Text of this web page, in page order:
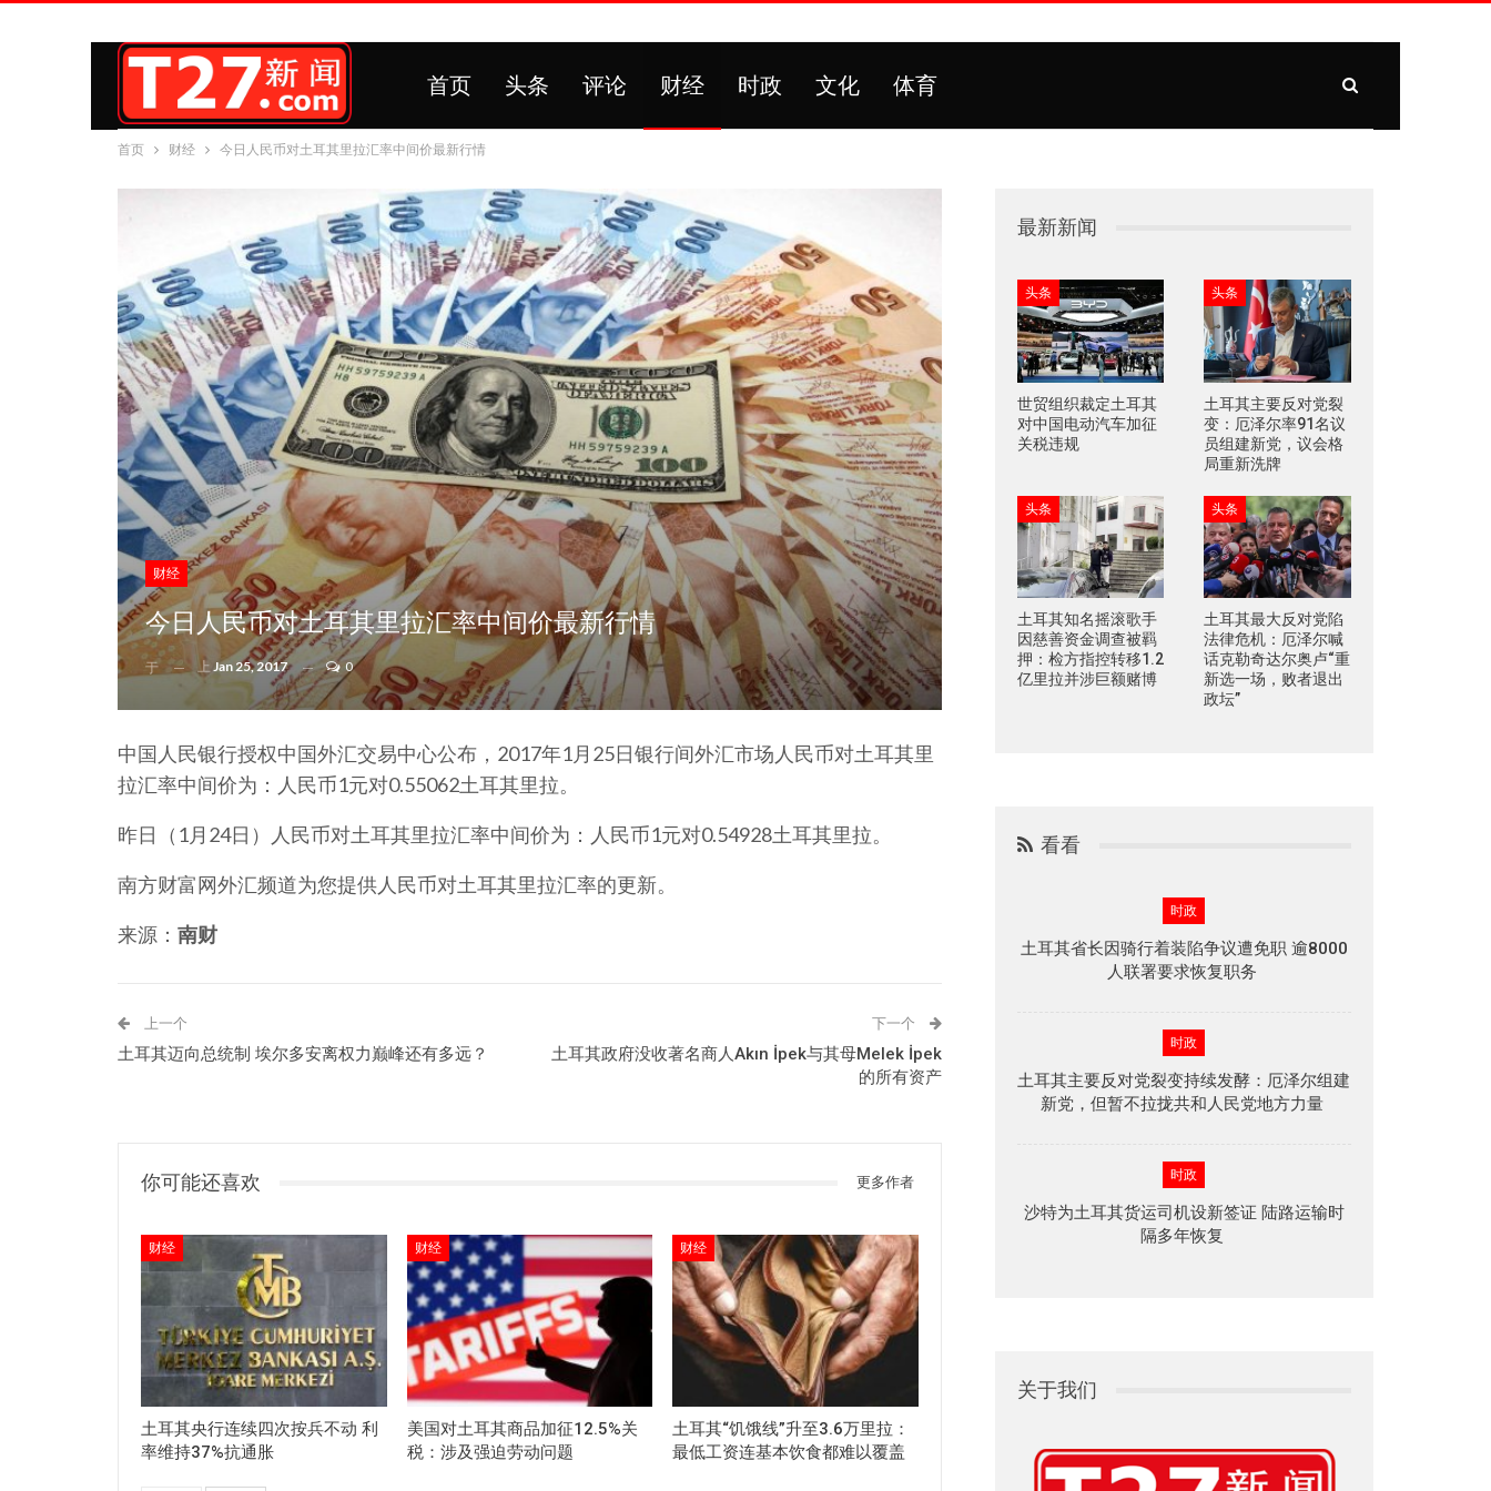
首页 头条 评论 财经 时政 文化 体育
首页 财经 今日人民币对土耳其里拉汇率中间价最新行情
财经
今日人民币对土耳其里拉汇率中间价最新行情
于 上 Jan 25, 2017 0
中国人民银行授权中国外汇交易中心公布，2017年1月25日银行间外汇市场人民币对土耳其里
拉汇率中间价为：人民币1元对0.55062土耳其里拉。
昨日（1月24日）人民币对土耳其里拉汇率中间价为：人民币1元对0.54928土耳其里拉。
南方财富网外汇频道为您提供人民币对土耳其里拉汇率的更新。
来源： 南财
上一个
土耳其迈向总统制 埃尔多安离权力巅峰还有多远？
下一个
土耳其政府没收著名商人Akın İpek与其母Melek İpek
的所有资产
你可能还喜欢 更多作者
财经
土耳其央行连续四次按兵不动 利
率维持37%抗通胀
财经
美国对土耳其商品加征12.5%关
税：涉及强迫劳动问题
财经
土耳其“饥饿线”升至3.6万里拉：
最低工资连基本饮食都难以覆盖
最新新闻
头条
世贸组织裁定土耳其
对中国电动汽车加征
关税违规
头条
土耳其主要反对党裂
变：厄泽尔率91名议
员组建新党，议会格
局重新洗牌
头条
土耳其知名摇滚歌手
因慈善资金调查被羁
押：检方指控转移1.2
亿里拉并涉巨额赌博
头条
土耳其最大反对党陷
法律危机：厄泽尔喊
话克勒奇达尔奥卢“重
新选一场，败者退出
政坛”
看看
时政
土耳其省长因骑行着装陷争议遭免职 逾8000
人联署要求恢复职务
时政
土耳其主要反对党裂变持续发酵：厄泽尔组建
新党，但暂不拉拢共和人民党地方力量
时政
沙特为土耳其货运司机设新签证 陆路运输时
隔多年恢复
关于我们